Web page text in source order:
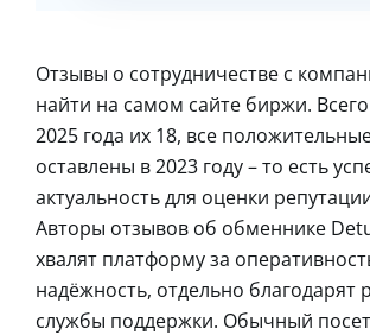
Отзывы о сотрудничестве с
найти на самом сайте биржи.
2025 года их 18, все
оставлены в 2023 году – то есть
актуальность для оценки
Авторы отзывов об обменнике
хвалят платформу за
надёжность, отдельно благодарят
службы поддержки. Обычный